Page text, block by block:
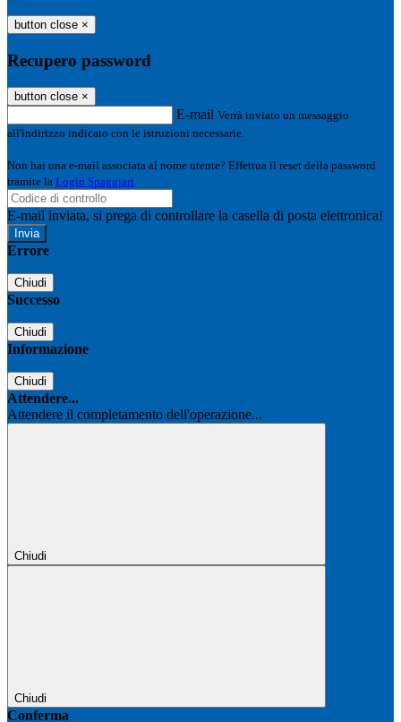
button close ×
Recupero password
button close ×
E-mail Verrà inviato un messaggio
all'indirizzo indicato con le istruzioni necessarie.
Non hai una e-mail associata al nome utente? Effettua il reset della password
tramite la Login Spaggiari
E-mail inviata, si prega di controllare la casella di posta elettronica!
Errore
Chiudi
Successo
Chiudi
Informazione
Chiudi
Attendere...
Attendere il completamento dell'operazione...
Chiudi
Chiudi
Conferma